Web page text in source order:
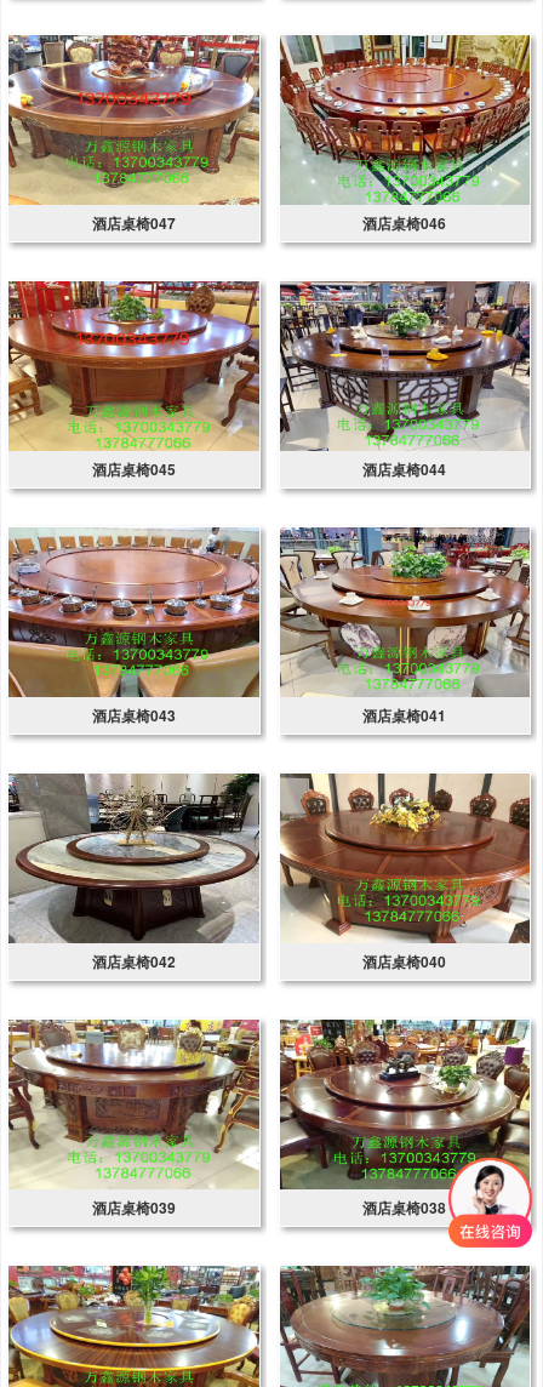
酒店桌椅047 酒店桌椅046
酒店桌椅045 酒店桌椅044
酒店桌椅043 酒店桌椅041
酒店桌椅042 酒店桌椅040
酒店桌椅039 酒店桌椅038